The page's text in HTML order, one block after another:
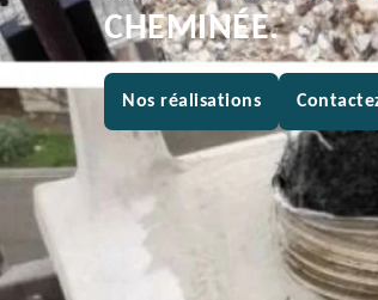
CHEMINÉE.
Nos réalisations